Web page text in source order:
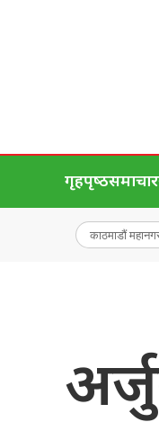
गृहपृष्‍ठसमाचार
काठमाडौं